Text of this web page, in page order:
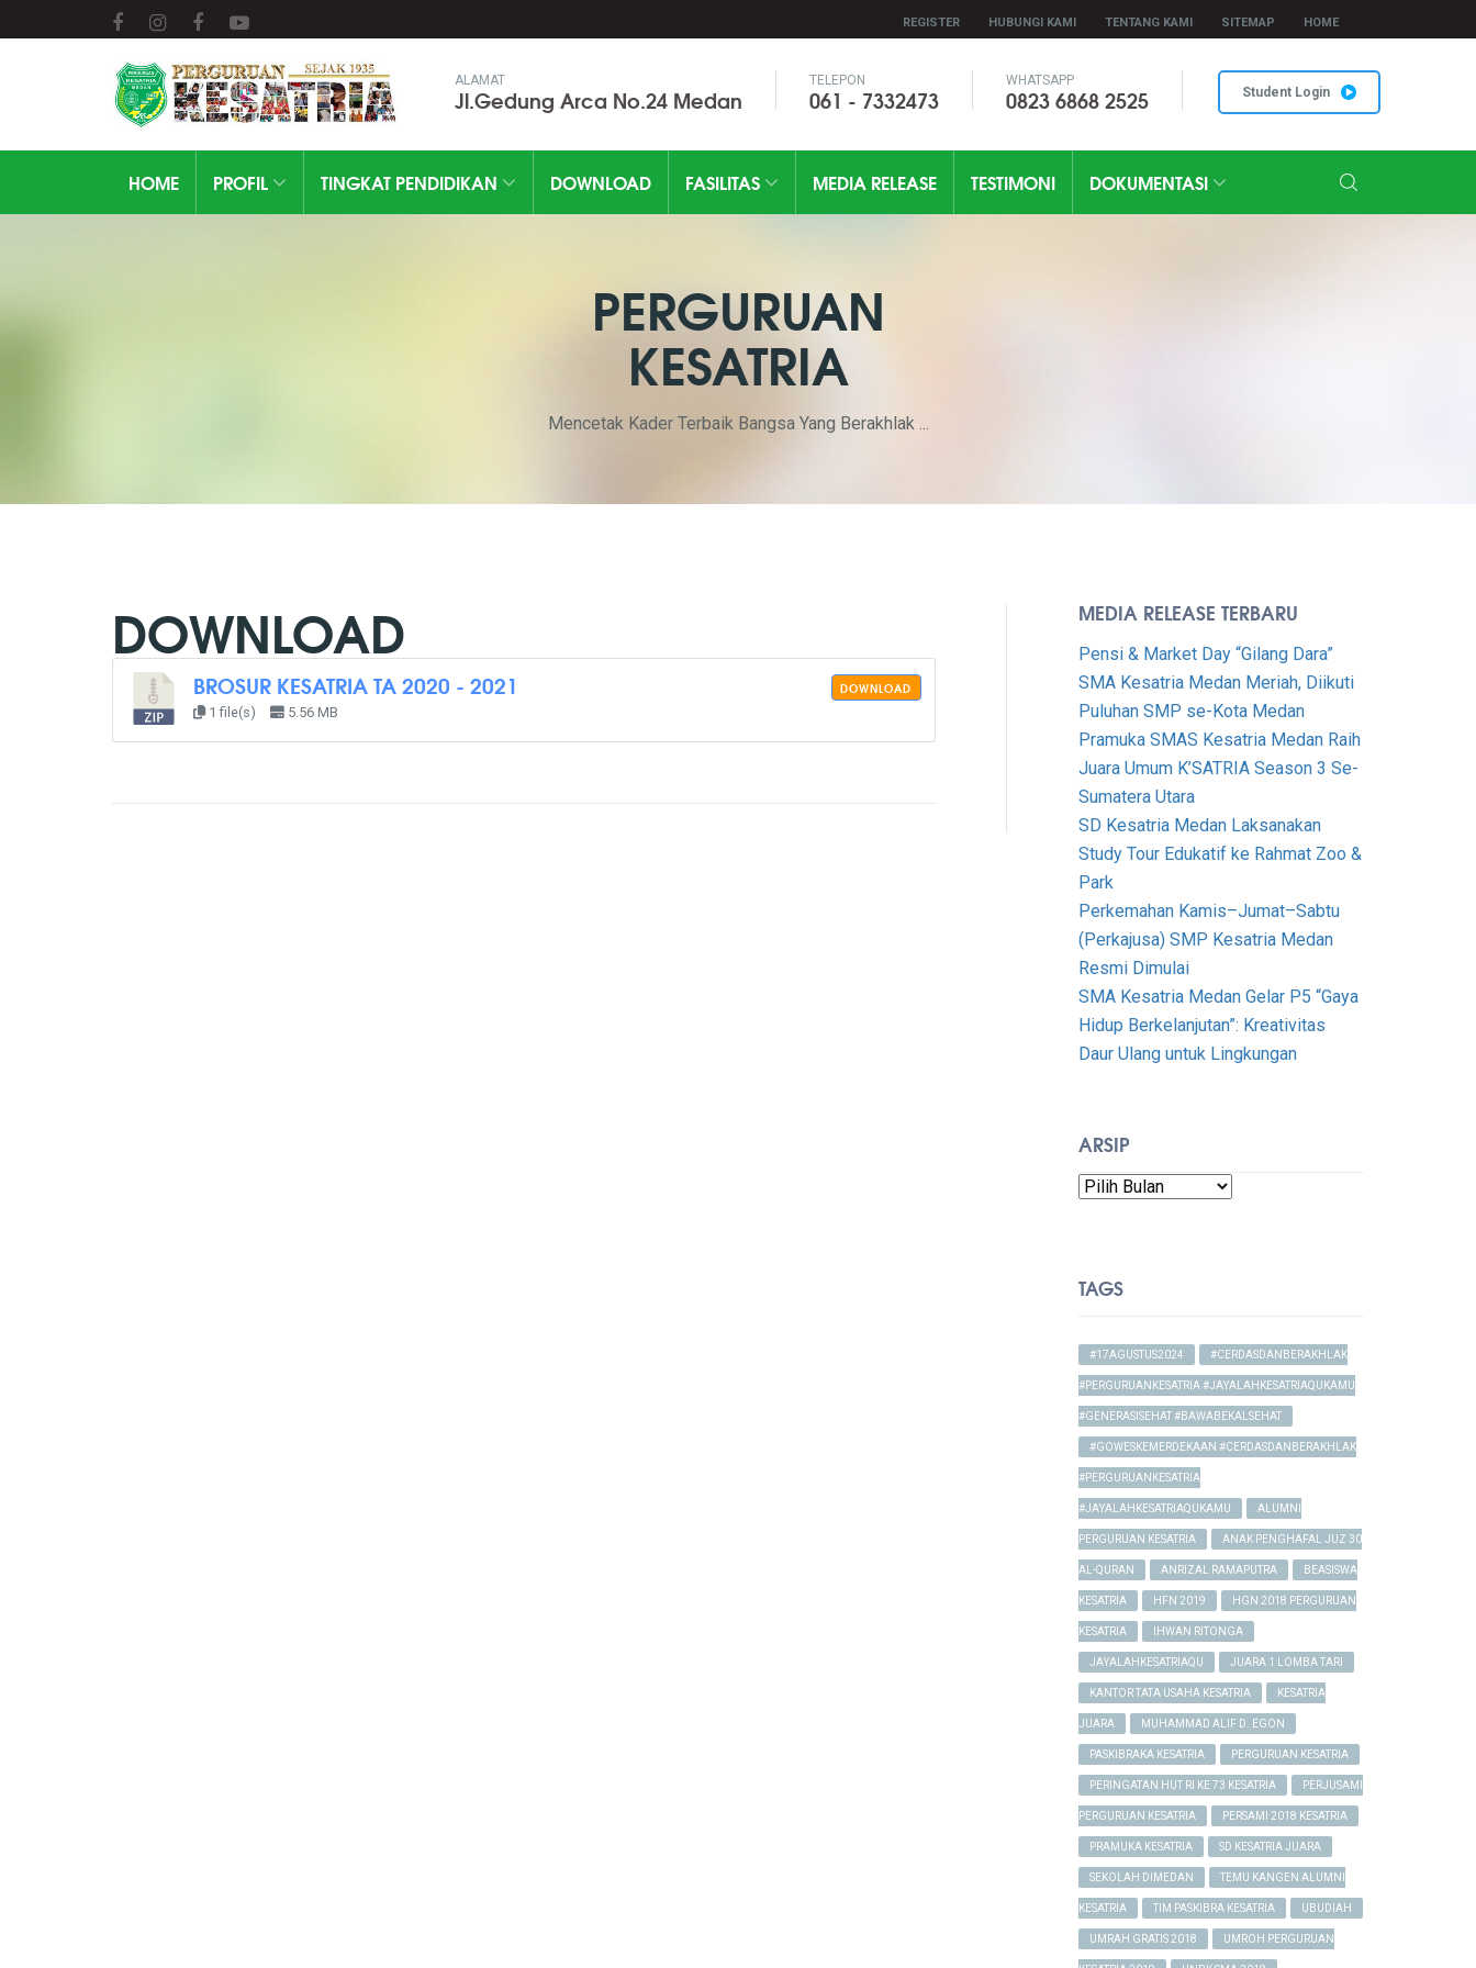
REGISTER HUBUNGI KAMI TENTANG KAMI SITEMAP HOME
ALAMAT
Jl.Gedung Arca No.24 Medan
TELEPON
061 - 7332473
WHATSAPP
0823 6868 2525 Student Login
HOME PROFIL TINGKAT PENDIDIKAN DOWNLOAD FASILITAS MEDIA RELEASE TESTIMONI DOKUMENTASI
PERGURUAN
KESATRIA
Mencetak Kader Terbaik Bangsa Yang Berakhlak ...
DOWNLOAD
BROSUR KESATRIA TA 2020 - 2021
1 file(s) 5.56 MB
DOWNLOAD
MEDIA RELEASE TERBARU
Pensi & Market Day “Gilang Dara”
SMA Kesatria Medan Meriah, Diikuti
Puluhan SMP se-Kota Medan
Pramuka SMAS Kesatria Medan Raih
Juara Umum K’SATRIA Season 3 Se-
Sumatera Utara
SD Kesatria Medan Laksanakan
Study Tour Edukatif ke Rahmat Zoo &
Park
Perkemahan Kamis–Jumat–Sabtu
(Perkajusa) SMP Kesatria Medan
Resmi Dimulai
SMA Kesatria Medan Gelar P5 “Gaya
Hidup Berkelanjutan”: Kreativitas
Daur Ulang untuk Lingkungan
ARSIP
Arsip
TAGS
#17AGUSTUS2024 #CERDASDANBERAKHLAK
#PERGURUANKESATRIA #JAYALAHKESATRIAQUKAMU
#GENERASISEHAT #BAWABEKALSEHAT
#GOWESKEMERDEKAAN #CERDASDANBERAKHLAK
#PERGURUANKESATRIA
#JAYALAHKESATRIAQUKAMU ALUMNI
PERGURUAN KESATRIA ANAK PENGHAFAL JUZ 30
AL-QURAN ANRIZAL RAMAPUTRA BEASISWA
KESATRIA HFN 2019 HGN 2018 PERGURUAN
KESATRIA IHWAN RITONGA
JAYALAHKESATRIAQU JUARA 1 LOMBA TARI
KANTOR TATA USAHA KESATRIA KESATRIA
JUARA MUHAMMAD ALIF D. EGON
PASKIBRAKA KESATRIA PERGURUAN KESATRIA
PERINGATAN HUT RI KE 73 KESATRIA PERJUSAMI
PERGURUAN KESATRIA PERSAMI 2018 KESATRIA
PRAMUKA KESATRIA SD KESATRIA JUARA
SEKOLAH DIMEDAN TEMU KANGEN ALUMNI
KESATRIA TIM PASKIBRA KESATRIA UBUDIAH
UMRAH GRATIS 2018 UMROH PERGURUAN